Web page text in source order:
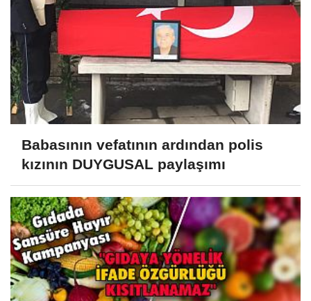
Babasının vefatının ardından polis
kızının DUYGUSAL paylaşımı